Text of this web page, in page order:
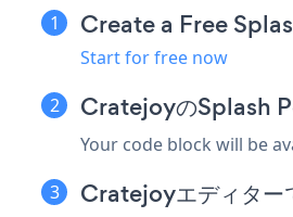
Create a Free
Start for free now
CratejoyのSplash
Your code block will be
Cratejoyエディター